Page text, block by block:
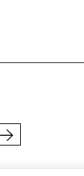
S'inscrire